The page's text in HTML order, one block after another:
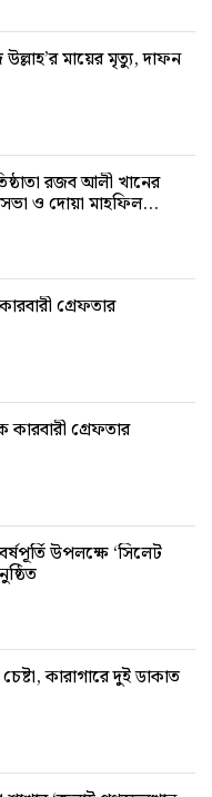
মায়ের মৃত্যু, দাফন
রজব আলী খানের
ও দোয়া মাহফিল
গ্রেফতার
কারবারী গ্রেফতার
উপলক্ষে ‘সিলেট
কারাগারে দুই ডাকাত